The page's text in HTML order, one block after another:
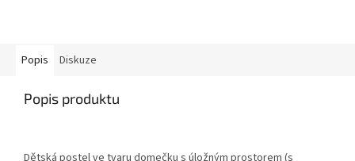
Popis Diskuze
Popis produktu